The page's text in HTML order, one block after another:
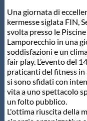
Salvamento
Master
Formazione
Una giornata di
kermesse siglata FIN,
svolta presso le
Lamporecchio in una
soddisfazioni e un
fair play. L’evento del
praticanti del fitness in
si sono sfidati con
vita a uno spettacolo
un folto pubblico.
L'ottima riuscita della